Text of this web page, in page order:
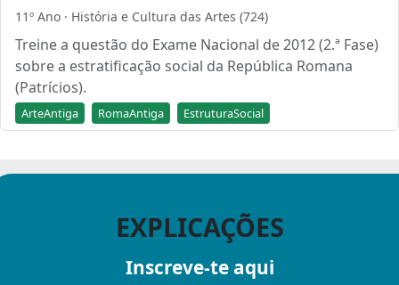
11º Ano · História e Cultura das Artes (724)
Treine a questão do Exame Nacional de 2012 (2.ª Fase)
sobre a estratificação social da República Romana
(Patrícios).
ArteAntiga RomaAntiga EstruturaSocial
EXPLICAÇÕES
Inscreve-te aqui